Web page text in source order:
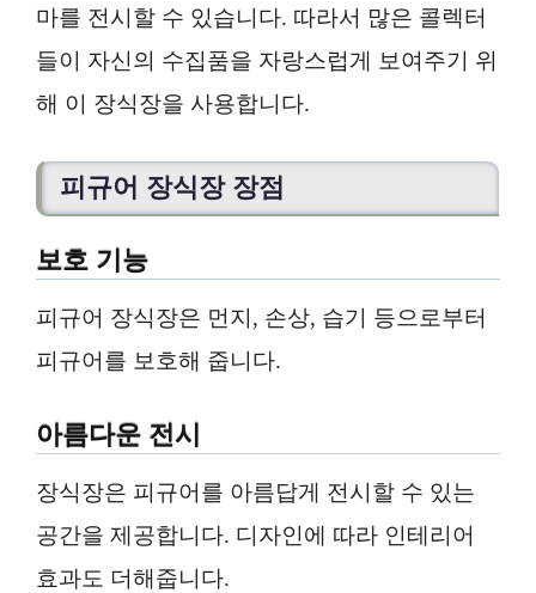
마를 전시할 수 있습니다. 따라서 많은 콜렉터
들이 자신의 수집품을 자랑스럽게 보여주기 위
해 이 장식장을 사용합니다.
피규어 장식장 장점
보호 기능
피규어 장식장은 먼지, 손상, 습기 등으로부터
피규어를 보호해 줍니다.
아름다운 전시
장식장은 피규어를 아름답게 전시할 수 있는
공간을 제공합니다. 디자인에 따라 인테리어
효과도 더해줍니다.